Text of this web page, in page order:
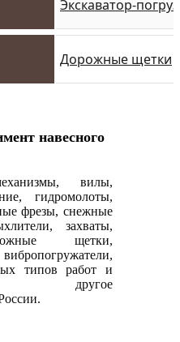
Экскаватор-
Дорожные щетки
навесного
вилы,
гидромолоты,
фрезы, снежные
захваты,
щетки,
типов работ и